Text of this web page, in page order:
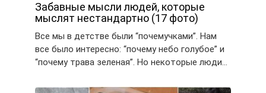
Забавные мысли людей, которые
мыслят нестандартно (17 фото)
Все мы в детстве были “почемучками”. Нам
все было интересно: “почему небо голубое” и
“почему трава зеленая”. Но некоторые люди…